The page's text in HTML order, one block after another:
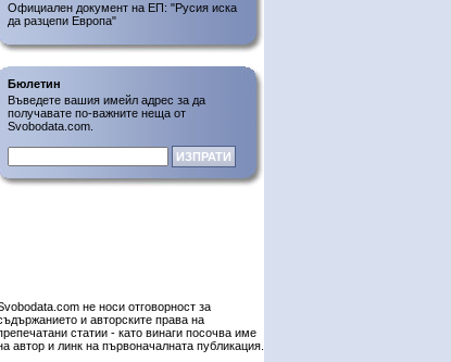
Официален документ на ЕП: "Русия иска
да разцепи Европа"
Бюлетин
Въведете вашия имейл адрес за да
получавате по-важните неща от
Svobodata.com.
не носи отговорност за
и авторските права на
статии - като винаги посочва име
автор и линк на първоначалната публикация.